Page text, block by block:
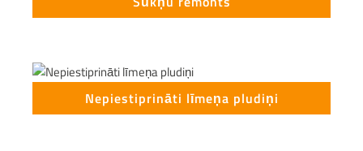
Nepiestiprināti līmeņa pludiņi